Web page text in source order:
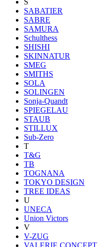
SABATIER
SABRE
SAMURA
Schulthess
SHISHI
SKINNATUR
SMEG
SMITHS
SOLA
SOLINGEN
Sonja-Quandt
SPIEGELAU
STAUB
STILLUX
Sub-Zero
T
T&G
TB
TOGNANA
TOKYO DESIGN
TREE IDEAS
U
UNECA
Union Victors
V
V-ZUG
VALERIE CONCEPT